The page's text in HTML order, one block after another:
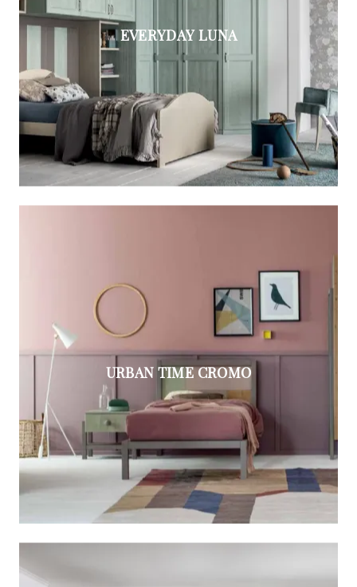
EVERYDAY LUNA
URBAN TIME CROMO